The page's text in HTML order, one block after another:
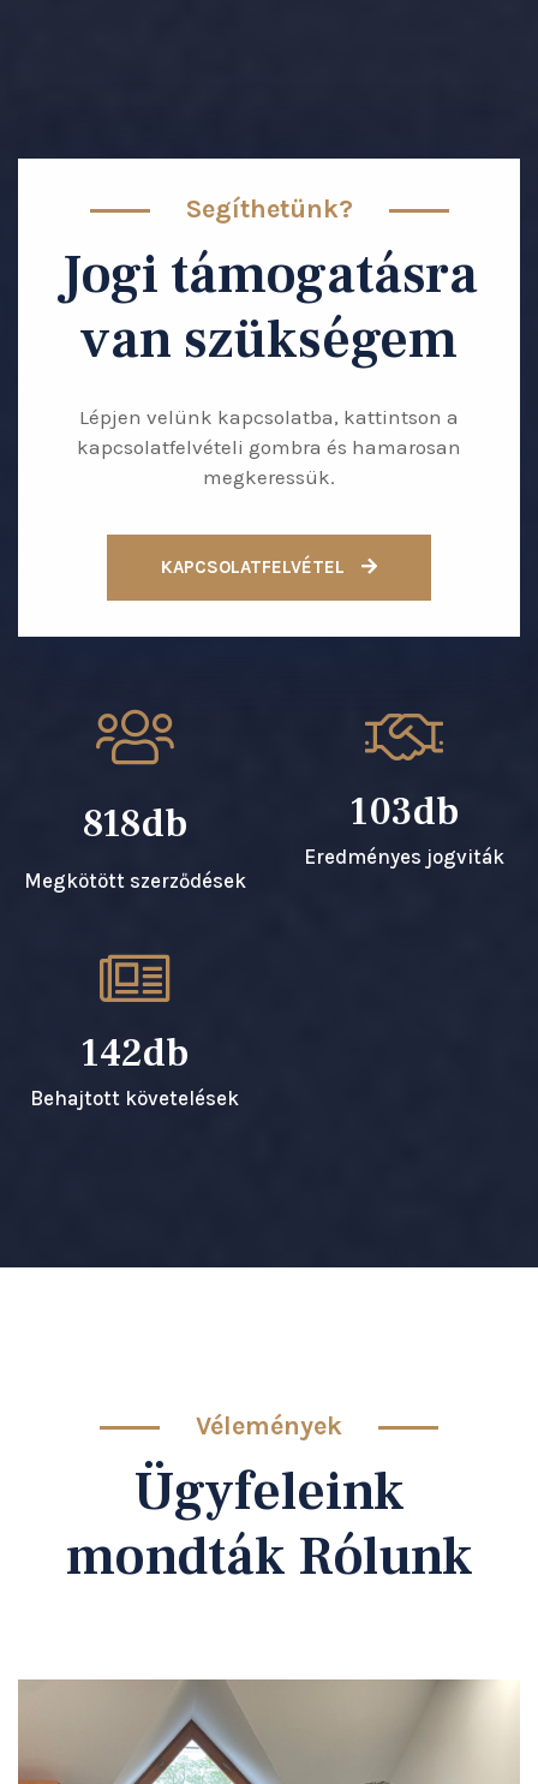
Segíthetünk?
Jogi támogatásra
van szükségem
Lépjen velünk kapcsolatba, kattintson a
kapcsolatfelvételi gombra és hamarosan
megkeressük.
KAPCSOLATFELVÉTEL
1148
Megkötött szerződések
145
Eredményes jogviták
199
Behajtott követelések
Vélemények
Ügyfeleink
mondták Rólunk